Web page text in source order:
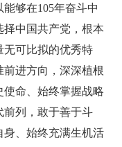
够在105年奋斗中
中国共产党，根本
无可比拟的优秀特
前进方向，深深植根
使命、始终掌握战略
前列，敢于善于斗
身、始终充满生机活